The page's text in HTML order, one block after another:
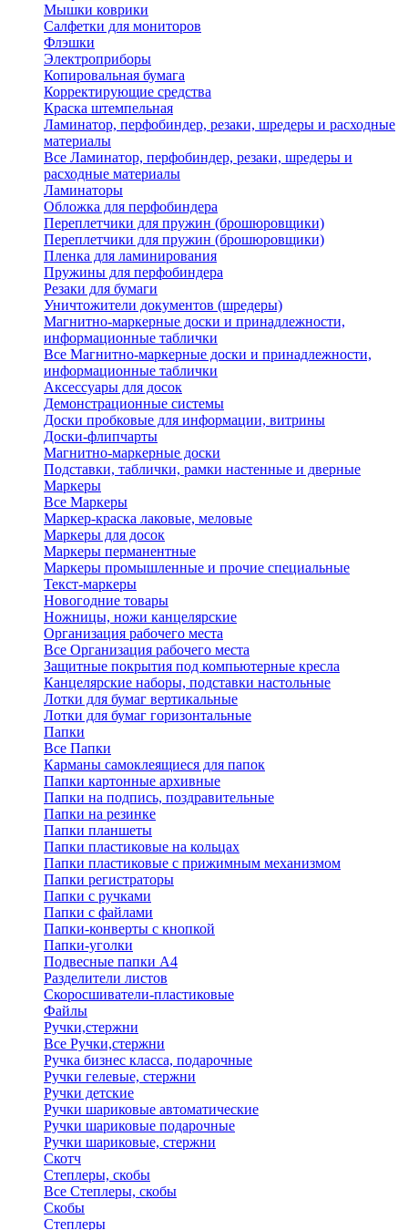
Мышки коврики
Салфетки для мониторов
Флэшки
Электроприборы
Копировальная бумага
Корректирующие средства
Краска штемпельная
Ламинатор, перфобиндер, резаки, шредеры и расходные
материалы
Все Ламинатор, перфобиндер, резаки, шредеры и
расходные материалы
Ламинаторы
Обложка для перфобиндера
Переплетчики для пружин (брошюровщики)
Переплетчики для пружин (брошюровщики)
Пленка для ламинирования
Пружины для перфобиндера
Резаки для бумаги
Уничтожители документов (шредеры)
Магнитно-маркерные доски и принадлежности,
информационные таблички
Все Магнитно-маркерные доски и принадлежности,
информационные таблички
Аксессуары для досок
Демонстрационные системы
Доски пробковые для информации, витрины
Доски-флипчарты
Магнитно-маркерные доски
Подставки, таблички, рамки настенные и дверные
Маркеры
Все Маркеры
Маркер-краска лаковые, меловые
Маркеры для досок
Маркеры перманентные
Маркеры промышленные и прочие специальные
Текст-маркеры
Новогодние товары
Ножницы, ножи канцелярские
Организация рабочего места
Все Организация рабочего места
Защитные покрытия под компьютерные кресла
Канцелярские наборы, подставки настольные
Лотки для бумаг вертикальные
Лотки для бумаг горизонтальные
Папки
Все Папки
Карманы самоклеящиеся для папок
Папки картонные архивные
Папки на подпись, поздравительные
Папки на резинке
Папки планшеты
Папки пластиковые на кольцах
Папки пластиковые с прижимным механизмом
Папки регистраторы
Папки с ручками
Папки с файлами
Папки-конверты с кнопкой
Папки-уголки
Подвесные папки А4
Разделители листов
Скоросшиватели-пластиковые
Файлы
Ручки,стержни
Все Ручки,стержни
Ручка бизнес класса, подарочные
Ручки гелевые, стержни
Ручки детские
Ручки шариковые автоматические
Ручки шариковые подарочные
Ручки шариковые, стержни
Скотч
Степлеры, скобы
Все Степлеры, скобы
Скобы
Степлеры